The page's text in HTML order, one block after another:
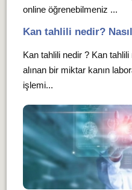
online öğrenebilmeniz ...
Kan tahlili nedir? Nasıl
Kan tahlili nedir ? Kan tahlili
alınan bir miktar kanın
işlemi...